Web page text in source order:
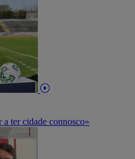
ter cidade connosco»